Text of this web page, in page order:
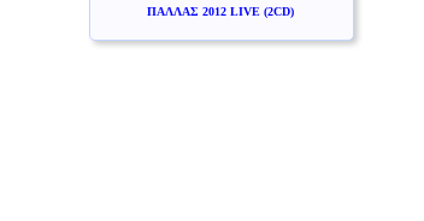
ΠΑΛΛΑΣ 2012 LIVE (2CD)